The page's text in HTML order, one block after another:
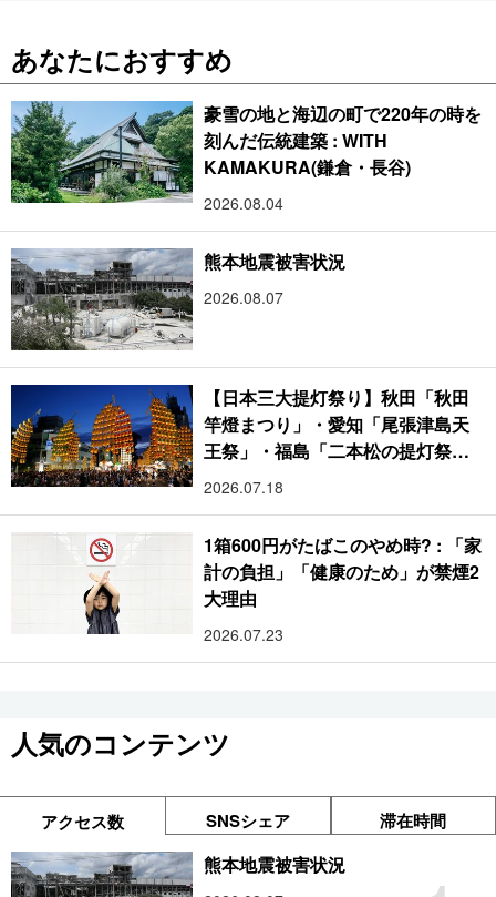
あなたにおすすめ
豪雪の地と海辺の町で220年の時を
刻んだ伝統建築 : WITH
KAMAKURA(鎌倉・長谷)
2026.08.04
熊本地震被害状況
2026.08.07
【日本三大提灯祭り】秋田「秋田
竿燈まつり」・愛知「尾張津島天
王祭」・福島「二本松の提灯祭
り」:おびただしい灯火が夜空を照
2026.07.18
1箱600円がたばこのやめ時? : 「家
計の負担」「健康のため」が禁煙2
大理由
2026.07.23
人気のコンテンツ
アクセス数 SNSシェア 滞在時間
熊本地震被害状況